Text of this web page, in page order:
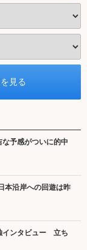
予感がついに的中
本沿岸への回遊は昨
インタビュー 立ち